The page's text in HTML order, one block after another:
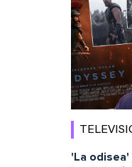
'La odisea'